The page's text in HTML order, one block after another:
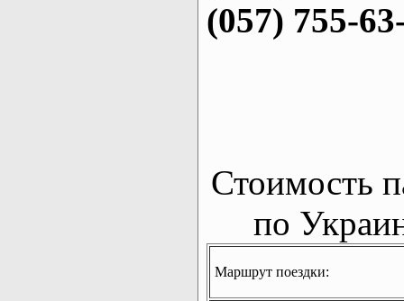
(057) 755-
Стоимость
по
Маршрут поездки: